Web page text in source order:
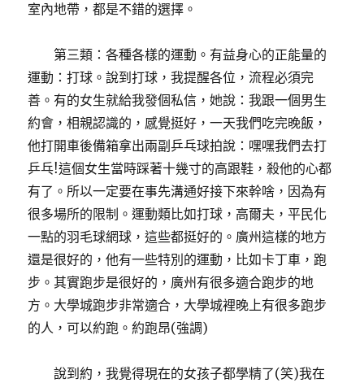
室內地帶，都是不錯的選擇。
第三類：各種各樣的運動。有益身心的正能量的
運動：打球。說到打球，我提醒各位，流程必須完
善。有的女生就給我發個私信，她說：我跟一個男生
約會，相親認識的，感覺挺好，一天我們吃完晚飯，
他打開車後備箱拿出兩副乒乓球拍說：嘿嘿我們去打
乒乓!這個女生當時踩著十幾寸的高跟鞋，殺他的心都
有了。所以一定要在事先溝通好接下來幹啥，因為有
很多場所的限制。運動類比如打球，高爾夫，平民化
一點的羽毛球網球，這些都挺好的。廣州這樣的地方
還是很好的，他有一些特別的運動，比如卡丁車，跑
步。其實跑步是很好的，廣州有很多適合跑步的地
方。大學城跑步非常適合，大學城裡晚上有很多跑步
的人，可以約跑。約跑昂(強調)
說到約，我覺得現在的女孩子都學精了(笑)我在